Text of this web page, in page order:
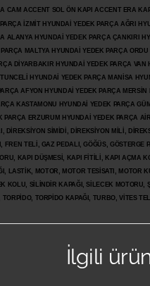
CAM ACCENT SOL ÖN KAPI ACCENT ERA
İZMİT HYUNDAİ YEDEK PARÇA AĞRI
ALANYA HYUNDAİ YEDEK PARÇA ÇANKIRI
MALTYA HYUNDAİ YEDEK PARÇA
DİYARBAKIR HYUNDAİ YEDEK PARÇA
HYUNDAİ YEDEK PARÇA MANİSA
AFYON HYUNDAİ YEDEK PARÇA
KASTAMONU HYUNDAİ YEDEK PARÇA
PARÇA ERZURUM HYUNDAİ YEDEK PARÇA
SİMİDİ, DİREKSİYON MİLİ,
FREN TELİ, GAZ PEDALI, GÖĞÜS,
KAPI DÜŞMESİ, KAPI FİTİLİ, KAPI AÇMA
LASTİK, MOTOR, MOTOR TESİSATI, MOTOR
KOLU, SİLİNDİR KAPAĞI, SİLECEK
TORPİDO KAPAĞI, TURBO, VİTES
İlgili